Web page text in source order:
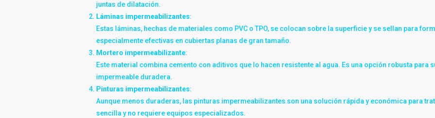
juntas de dilatación.
Láminas impermeabilizantes:
Estas láminas, hechas de materiales como PVC o TPO, se colocan sobre la superficie y se sellan para
especialmente efectivas en cubiertas planas de gran tamaño.
Mortero impermeabilizante:
Este material combina cemento con aditivos que lo hacen resistente al agua. Es una opción robusta para
impermeable duradera.
Pinturas impermeabilizantes:
Aunque menos duraderas, las pinturas impermeabilizantes son una solución rápida y económica para
sencilla y no requiere equipos especializados.